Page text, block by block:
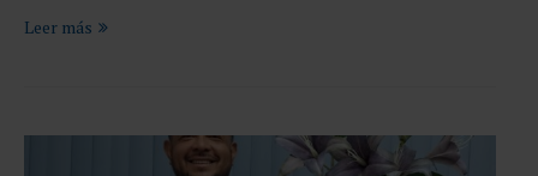
Leer más